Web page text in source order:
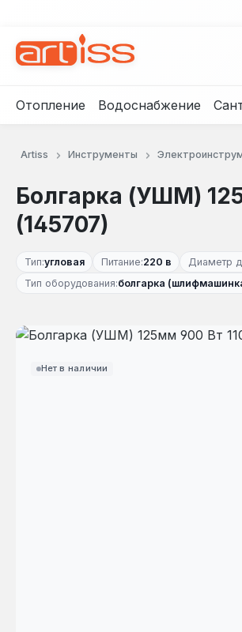
Отопление Водоснабжение
Artiss Инструменты
Болгарка (УШМ)
(145707)
Тип:угловая Питание:220 в Диаметр
Тип оборудования:болгарка
Нет в наличии
Пропустить галерею изображений